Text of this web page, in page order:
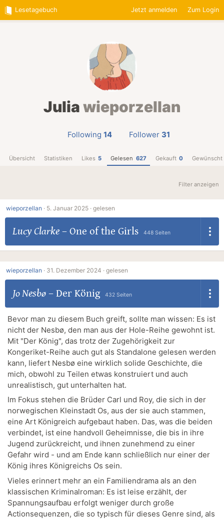
Lesetagebuch Jetzt anmelden Zum Login
Juliawieporzellan
Following 14 Follower 31
Übersicht Statistiken Likes 5 Gelesen 627 Gekauft 0 Gewünscht
Filter anzeigen
wieporzellan · 5. Januar 2025 · gelesen
Lucy Clarke– One of the Girls 448 Seiten
wieporzellan · 31. Dezember 2024 · gelesen
Jo Nesbø– Der König 432 Seiten
Bevor man zu diesem Buch greift, sollte man wissen: Es ist
nicht der Nesbø, den man aus der Hole-Reihe gewohnt ist.
Mit "Der König", das trotz der Zugehörigkeit zur
Kongeriket-Reihe auch gut als Standalone gelesen werden
kann, liefert Nesbø eine wirklich solide Geschichte, die
mich, obwohl zu Teilen etwas konstruiert und auch
unrealistisch, gut unterhalten hat.
Im Fokus stehen die Brüder Carl und Roy, die sich in der
norwegischen Kleinstadt Os, aus der sie auch stammen,
eine Art Königreich aufgebaut haben. Das, was die beiden
verbindet, ist eine handvoll Geheimnisse, die bis in ihre
Jugend zurückreicht, und ihnen zunehmend zu einer
Gefahr wird - und am Ende kann schließlich nur einer der
König ihres Königreichs Os sein.
Vieles erinnert mehr an ein Familiendrama als an den
klassischen Kriminalroman: Es ist leise erzählt, der
Spannungsaufbau erfolgt weniger durch große
Actionsequenzen, die so typisch für dieses Genre sind, als